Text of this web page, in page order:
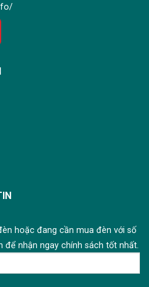
hoặc đang cần mua đèn với số
để nhận ngay chính sách tốt nhất.